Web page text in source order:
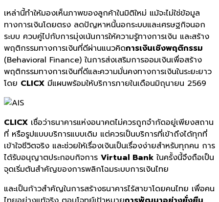
เหล่านี้ทำให้มองเห็นภาพของลูกค้าในมิติใหม่ แม้จะไม่ใช่ข้อมูล
ทางการเงินโดยตรง ลดปัญหาหนี้นอกระบบและเศรษฐกิจนอก
ระบบ ควบคู่ไปกับการมุ่งเน้นการให้ความรู้ทางการเงิน และสร้าง
พฤติกรรมทางการเงินที่ดีผ่านแนวคิดการเงินเชิงพฤติกรรม
(Behavioral Finance) ในการส่งเสริมการออมเงินเพื่อสร้าง
พฤติกรรมทางการเงินที่ดีและความมั่นคงทางการเงินในระยะยาว
โดย CLICX มีแผนพร้อมให้บริการภายในเดือนมิถุนายน 2569
CLICX เชื่อว่าธนาคารแห่งอนาคตไม่ควรถูกจำกัดอยู่เพียงสถาน
ที่ หรือรูปแบบบริการแบบเดิม แต่ควรเป็นบริการที่เข้าถึงได้ทุกที่
เข้าใจชีวิตจริง และช่วยให้เรื่องเงินเป็นเรื่องง่ายสำหรับทุกคน การ
ได้รับอนุญาตประกอบกิจการ Virtual Bank ในครั้งนี้จึงถือเป็น
จุดเริ่มต้นสำคัญของการพลิกโฉมระบบการเงินไทย
และเป็นก้าวสำคัญในการสร้างธนาคารไร้สาขาโดยคนไทย เพื่อคน